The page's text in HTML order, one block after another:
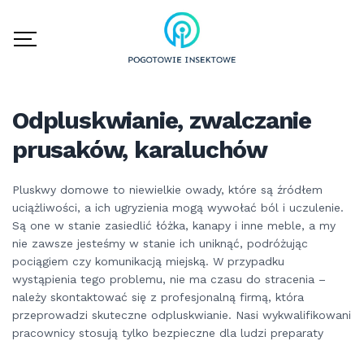
Odpluskwianie, zwalczanie
prusaków, karaluchów
Pluskwy domowe to niewielkie owady, które są źródłem
uciążliwości, a ich ugryzienia mogą wywołać ból i uczulenie.
Są one w stanie zasiedlić łóżka, kanapy i inne meble, a my
nie zawsze jesteśmy w stanie ich uniknąć, podróżując
pociągiem czy komunikacją miejską. W przypadku
wystąpienia tego problemu, nie ma czasu do stracenia –
należy skontaktować się z profesjonalną firmą, która
przeprowadzi skuteczne odpluskwianie. Nasi wykwalifikowani
pracownicy stosują tylko bezpieczne dla ludzi preparaty